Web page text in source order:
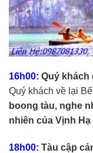
16h00: Quý khách
Quý khách về lại
boong tàu, nghe
nhiên của Vịnh
18h00: Tàu cập